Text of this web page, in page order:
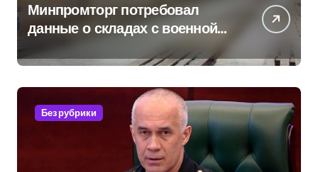
Минпромторг потребовал
данные о складах с военной
продукцией: предприятия
обратились в СК
Без рубрики